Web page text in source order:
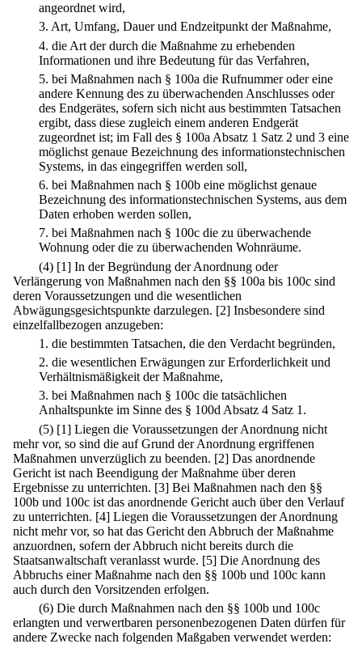
angeordnet wird,
3. Art, Umfang, Dauer und Endzeitpunkt der Maßnahme,
4. die Art der durch die Maßnahme zu erhebenden
Informationen und ihre Bedeutung für das Verfahren,
5. bei Maßnahmen nach § 100a die Rufnummer oder eine
andere Kennung des zu überwachenden Anschlusses oder
des Endgerätes, sofern sich nicht aus bestimmten Tatsachen
ergibt, dass diese zugleich einem anderen Endgerät
zugeordnet ist; im Fall des § 100a Absatz 1 Satz 2 und 3 eine
möglichst genaue Bezeichnung des informationstechnischen
Systems, in das eingegriffen werden soll,
6. bei Maßnahmen nach § 100b eine möglichst genaue
Bezeichnung des informationstechnischen Systems, aus dem
Daten erhoben werden sollen,
7. bei Maßnahmen nach § 100c die zu überwachende
Wohnung oder die zu überwachenden Wohnräume.
(4) [1] In der Begründung der Anordnung oder
Verlängerung von Maßnahmen nach den §§ 100a bis 100c sind
deren Voraussetzungen und die wesentlichen
Abwägungsgesichtspunkte darzulegen. [2] Insbesondere sind
einzelfallbezogen anzugeben:
1. die bestimmten Tatsachen, die den Verdacht begründen,
2. die wesentlichen Erwägungen zur Erforderlichkeit und
Verhältnismäßigkeit der Maßnahme,
3. bei Maßnahmen nach § 100c die tatsächlichen
Anhaltspunkte im Sinne des § 100d Absatz 4 Satz 1.
(5) [1] Liegen die Voraussetzungen der Anordnung nicht
mehr vor, so sind die auf Grund der Anordnung ergriffenen
Maßnahmen unverzüglich zu beenden. [2] Das anordnende
Gericht ist nach Beendigung der Maßnahme über deren
Ergebnisse zu unterrichten. [3] Bei Maßnahmen nach den §§
100b und 100c ist das anordnende Gericht auch über den Verlauf
zu unterrichten. [4] Liegen die Voraussetzungen der Anordnung
nicht mehr vor, so hat das Gericht den Abbruch der Maßnahme
anzuordnen, sofern der Abbruch nicht bereits durch die
Staatsanwaltschaft veranlasst wurde. [5] Die Anordnung des
Abbruchs einer Maßnahme nach den §§ 100b und 100c kann
auch durch den Vorsitzenden erfolgen.
(6) Die durch Maßnahmen nach den §§ 100b und 100c
erlangten und verwertbaren personenbezogenen Daten dürfen für
andere Zwecke nach folgenden Maßgaben verwendet werden: